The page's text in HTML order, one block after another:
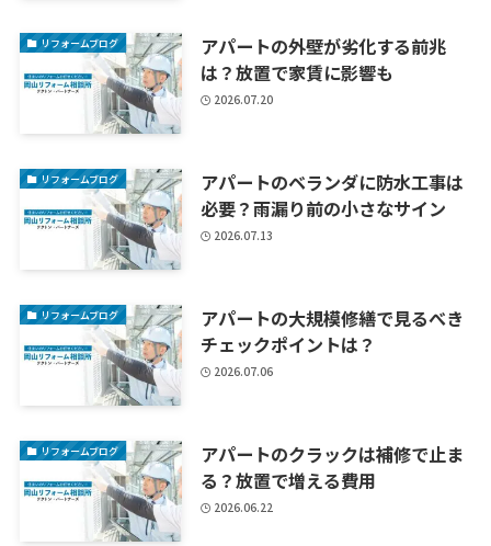
リフォームブログ
アパートの外壁が劣化する前兆
は？放置で家賃に影響も
2026.07.20
リフォームブログ
アパートのベランダに防水工事は
必要？雨漏り前の小さなサイン
2026.07.13
リフォームブログ
アパートの大規模修繕で見るべき
チェックポイントは？
2026.07.06
リフォームブログ
アパートのクラックは補修で止ま
る？放置で増える費用
2026.06.22